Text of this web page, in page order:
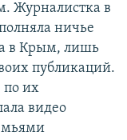
Журналистка в
ничье
в Крым, лишь
публикаций.
по их
видео